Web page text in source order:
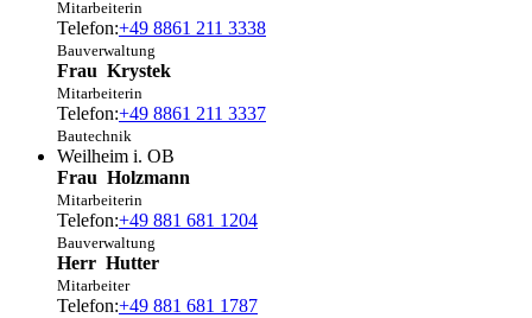
Mitarbeiterin
Telefon:+49 8861 211 3338
Bauverwaltung
Frau Krystek
Mitarbeiterin
Telefon:+49 8861 211 3337
Bautechnik
Weilheim i. OB
Frau Holzmann
Mitarbeiterin
Telefon:+49 881 681 1204
Bauverwaltung
Herr Hutter
Mitarbeiter
Telefon:+49 881 681 1787